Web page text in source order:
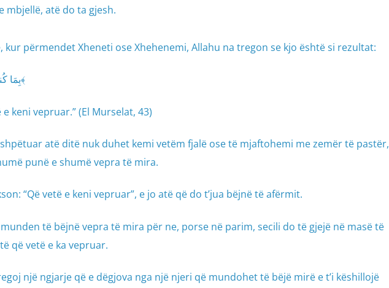
mbjellë, atë do ta gjesh.
kur përmendet Xheneti ose Xhehenemi, Allahu na tregon se kjo është si rezultat:
﴿ بِمَا كُنتُمۡ تَعۡمَلُونَ٤٣﴾
e keni vepruar.” (El Murselat, 43)
atë ditë nuk duhet kemi vetëm fjalë ose të mjaftohemi me zemër të pastër,
punë e shumë vepra të mira.
“Që vetë e keni vepruar”, e jo atë që do t’jua bëjnë të afërmit.
të bëjnë vepra të mira për ne, porse në parim, secili do të gjejë në masë të
që vetë e ka vepruar.
një ngjarje që e dëgjova nga një njeri që mundohet të bëjë mirë e t’i këshillojë